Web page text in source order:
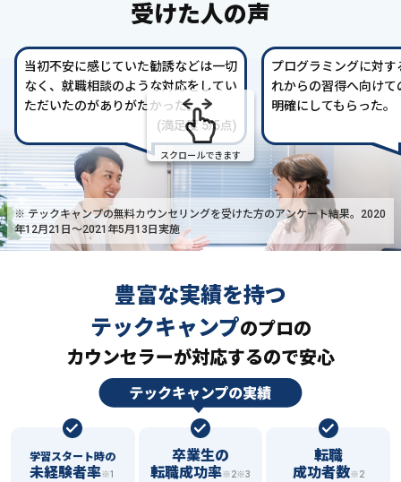
受けた人の声
当初不安に感じていた勧誘などは一切
なく、就職相談のような対応をしてい
ただいたのがありがたかった。
(満足度 5/5点)
プログラミングに対
れからの習得へ向け
明確にしてもらった。
スクロールできます
※ テックキャンプの無料カウンセリングを受けた方のアンケート結果。2020
年12月21日〜2021年5月13日実施
豊富な実績を持つ
テックキャンプのプロの
カウンセラーが対応するので安心
学習スタート時の
未経験者率※1
卒業生の
転職成功率※2※3
転職
成功者数※2